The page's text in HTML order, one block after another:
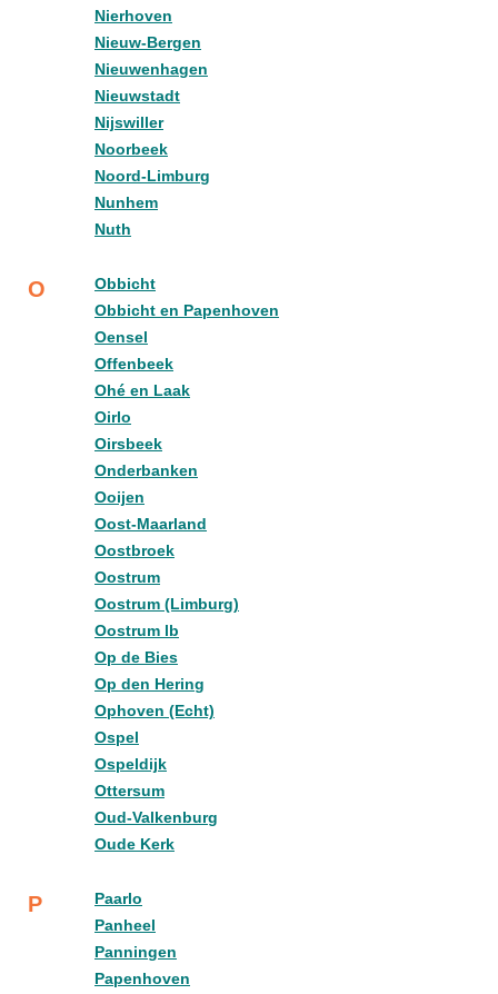
Nierhoven
Nieuw-Bergen
Nieuwenhagen
Nieuwstadt
Nijswiller
Noorbeek
Noord-Limburg
Nunhem
Nuth
O
Obbicht
Obbicht en Papenhoven
Oensel
Offenbeek
Ohé en Laak
Oirlo
Oirsbeek
Onderbanken
Ooijen
Oost-Maarland
Oostbroek
Oostrum
Oostrum (Limburg)
Oostrum lb
Op de Bies
Op den Hering
Ophoven (Echt)
Ospel
Ospeldijk
Ottersum
Oud-Valkenburg
Oude Kerk
P
Paarlo
Panheel
Panningen
Papenhoven